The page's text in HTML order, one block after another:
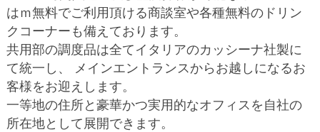
はｍ無料でご利用頂ける商談室や各種無料のドリン
クコーナーも備えております。
共用部の調度品は全てイタリアのカッシーナ社製に
て統一し、 メインエントランスからお越しになるお
客様をお迎えします。
一等地の住所と豪華かつ実用的なオフィスを自社の
所在地として展開できます。